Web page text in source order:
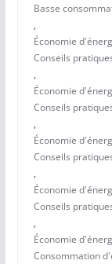
Basse
,
Économie
Conseils
,
Économie
Conseils
,
Économie
Conseils
,
Économie
Conseils
,
Économie
Consommation